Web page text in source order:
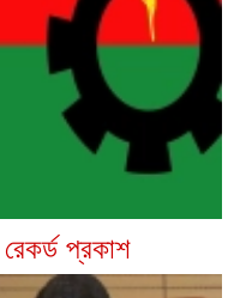
প্রকাশ